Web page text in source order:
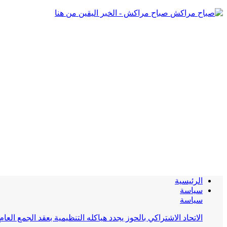
صباح مراكش - الخبر اليقين من هنا
الرئيسية
سياسة
سياسة
الاتحاد الاشتراكي بالحوز يجدد هياكله التنظيمية بعقد الجمع